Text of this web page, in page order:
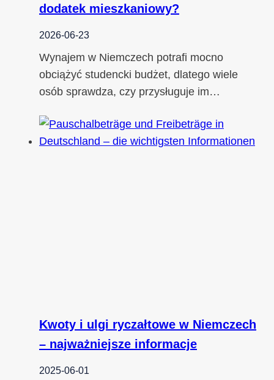
dodatek mieszkaniowy?
2026-06-23
Wynajem w Niemczech potrafi mocno
obciążyć studencki budżet, dlatego wiele
osób sprawdza, czy przysługuje im…
Kwoty i ulgi ryczałtowe w Niemczech
– najważniejsze informacje
2025-06-01